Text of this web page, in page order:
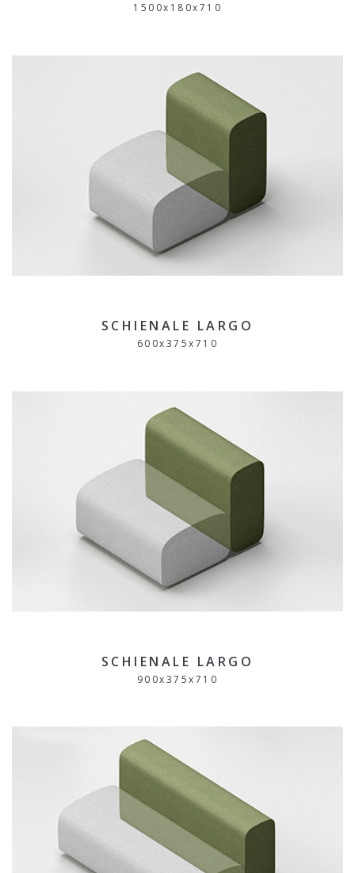
1500x 180x710
SCHIENALE LARGO
600x375x710
SCHIENALE LARGO
900x375x710